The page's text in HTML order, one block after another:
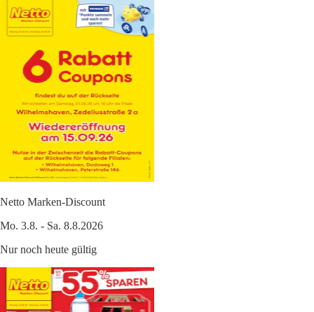
Netto Marken-Discount
Mo. 3.8. - Sa. 8.8.2026
Nur noch heute gültig